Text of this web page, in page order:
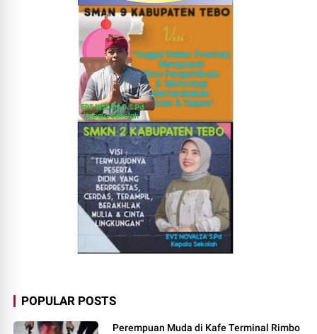
POPULAR POSTS
Perempuan Muda di Kafe Terminal Rimbo